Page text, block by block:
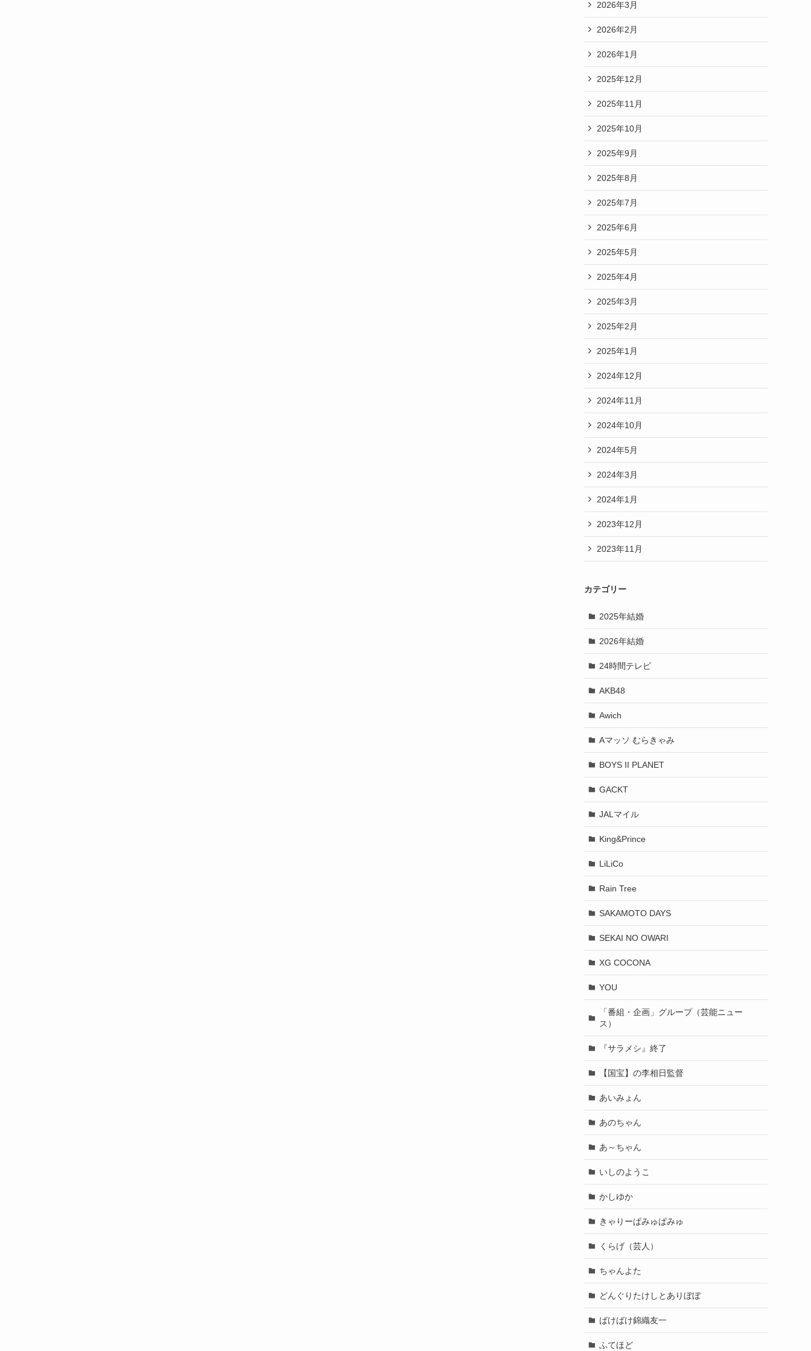
2026年3月
2026年2月
2026年1月
2025年12月
2025年11月
2025年10月
2025年9月
2025年8月
2025年7月
2025年6月
2025年5月
2025年4月
2025年3月
2025年2月
2025年1月
2024年12月
2024年11月
2024年10月
2024年5月
2024年3月
2024年1月
2023年12月
2023年11月
カテゴリー
2025年結婚
2026年結婚
24時間テレビ
AKB48
Awich
Aマッソ むらきゃみ
BOYS II PLANET
GACKT
JALマイル
King&Prince
LiLiCo
Rain Tree
SAKAMOTO DAYS
SEKAI NO OWARI
XG COCONA
YOU
「番組・企画」グループ（芸能ニュー
ス）
『サラメシ』終了
【国宝】の李相日監督
あいみょん
あのちゃん
あ～ちゃん
いしのようこ
かしゆか
きゃりーぱみゅぱみゅ
くらげ（芸人）
ちゃんよた
どんぐりたけしとありぼぼ
ばけばけ錦織友一
ふてほど